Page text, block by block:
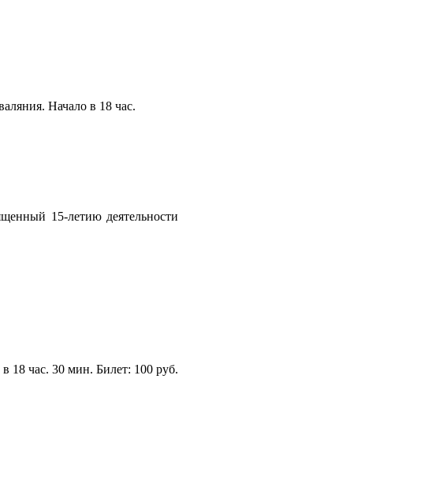
Начало в 18 час.
15-летию деятельности
18 час. 30 мин. Билет: 100 руб.